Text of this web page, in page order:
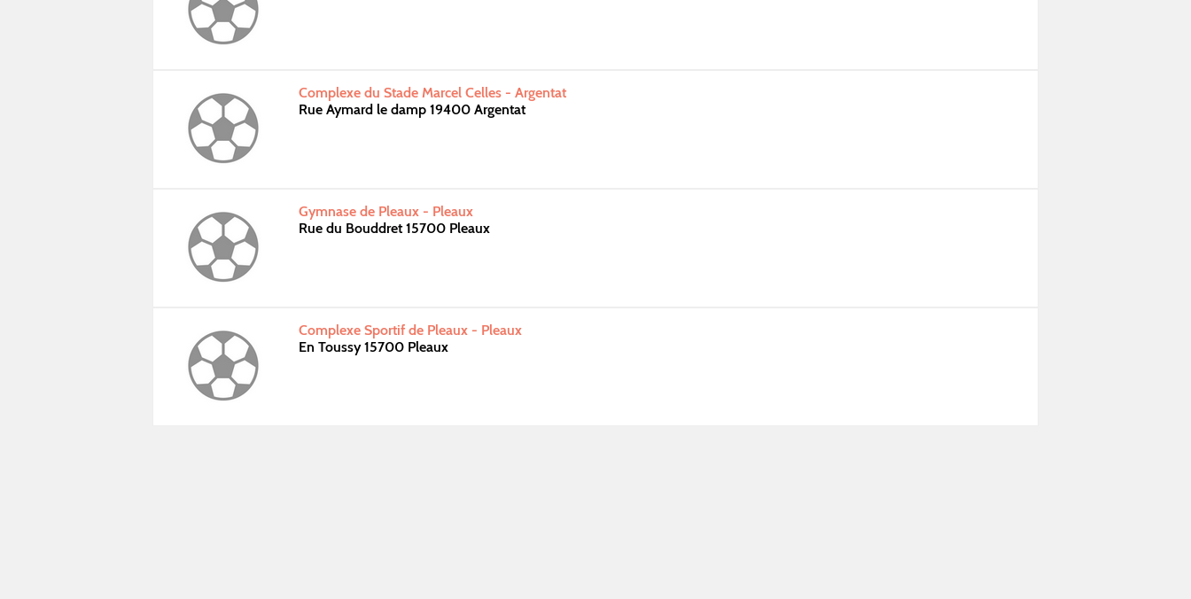
Complexe du Stade Marcel Celles - Argentat
Rue Aymard le damp 19400 Argentat
Gymnase de Pleaux - Pleaux
Rue du Bouddret 15700 Pleaux
Complexe Sportif de Pleaux - Pleaux
En Toussy 15700 Pleaux